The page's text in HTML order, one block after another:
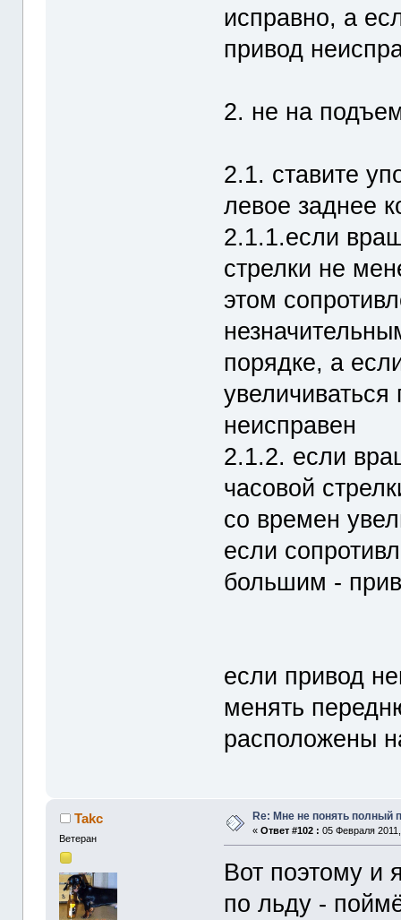
исправно, а
привод
2. не на
2.1. ставите
левое заднее
2.1.1.если
стрелки не
этом
порядке, а
неисправен
2.1.2. если
часовой
со времен
если
большим -
если привод
менять
расположены
Takc
Ветеран
Re: Мне не понять полный
«Ответ #102 : 05 Февраля
Вот поэтому и
по льду -